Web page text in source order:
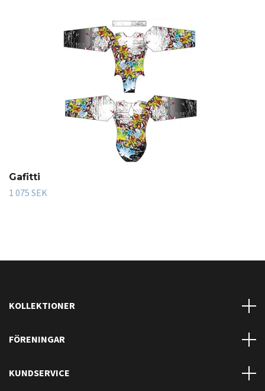
Gafitti
1 075 SEK
KOLLEKTIONER
FÖRENINGAR
KUNDSERVICE